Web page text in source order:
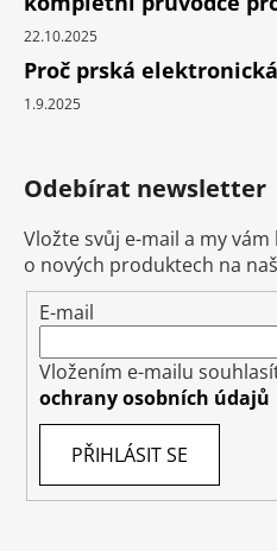
22.10.2025
Proč prská
1.9.2025
Odebírat newsletter
Vložte svůj e-mail a my
o nových produktech na
E-mail
Vložením e-mailu
ochrany osobních údajů
PŘIHLÁSIT SE